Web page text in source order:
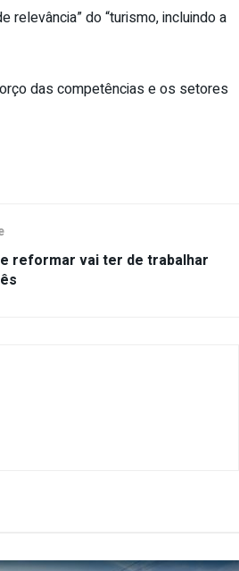
relevância” do “turismo, incluindo a
das competências e os setores
reformar vai ter de trabalhar